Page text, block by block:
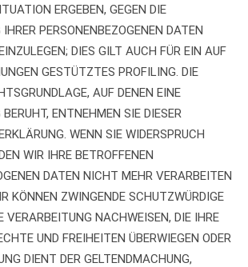
ERGEBEN, GEGEN DIE
PERSONENBEZOGENEN DATEN
DIES GILT AUCH FÜR EIN AUF
GESTÜTZTES PROFILING. DIE
AUF DENEN EINE
ENTNEHMEN SIE DIESER
WENN SIE WIDERSPRUCH
WIR IHRE BETROFFENEN
DATEN NICHT MEHR VERARBEITEN,
KÖNNEN ZWINGENDE SCHUTZWÜRDIGE
VERARBEITUNG NACHWEISEN, DIE IHRE
UND FREIHEITEN ÜBERWIEGEN ODER
DIENT DER GELTENDMACHUNG,